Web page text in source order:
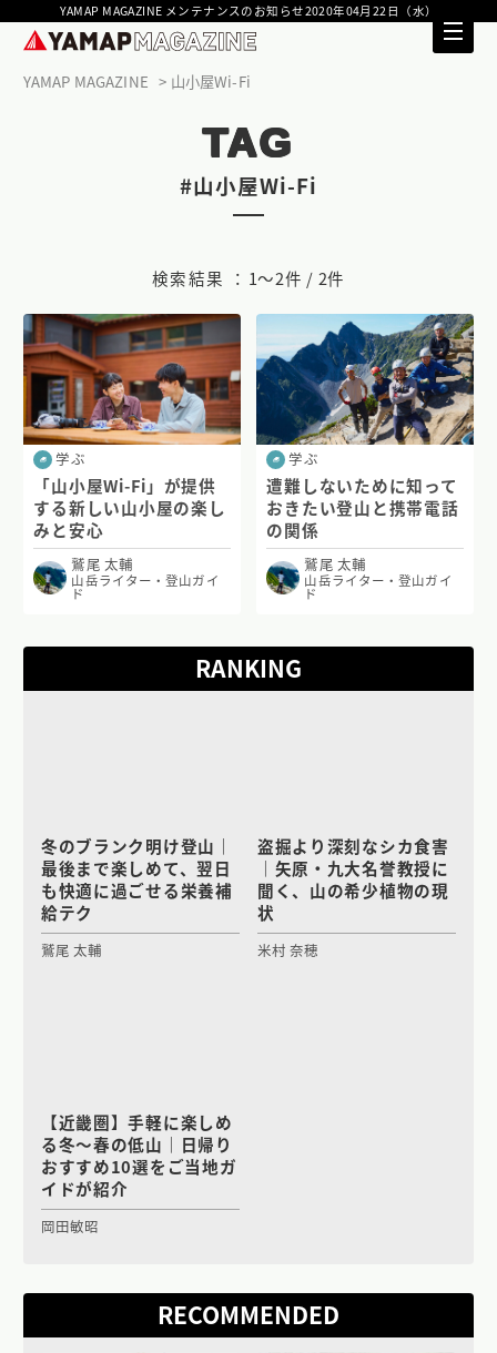
YAMAP MAGAZINE メンテナンスのお知らせ2020年04月22日（水）
YAMAP MAGAZINE 山小屋Wi-Fi
TAG
#山小屋Wi-Fi
検索結果 ： 1〜2件 / 2件
学ぶ
「山小屋Wi-Fi」が提供
する新しい山小屋の楽し
みと安心
鷲尾 太輔
山岳ライター・登山ガイ
ド
学ぶ
遭難しないために知って
おきたい登山と携帯電話
の関係
鷲尾 太輔
山岳ライター・登山ガイ
ド
RANKING
冬のブランク明け登山｜
最後まで楽しめて、翌日
も快適に過ごせる栄養補
給テク
鷲尾 太輔
盗掘より深刻なシカ食害
｜矢原・九大名誉教授に
聞く、山の希少植物の現
状
米村 奈穂
【近畿圏】手軽に楽しめ
る冬〜春の低山｜日帰り
おすすめ10選をご当地ガ
イドが紹介
岡田敏昭
RECOMMENDED